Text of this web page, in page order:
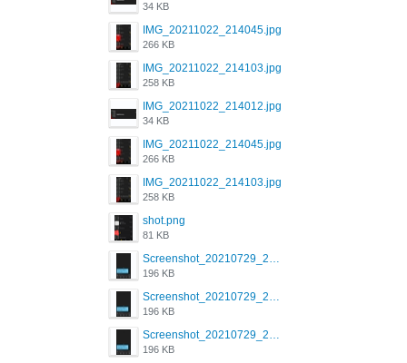
34 KB
IMG_20211022_214045.jpg
266 KB
IMG_20211022_214103.jpg
258 KB
IMG_20211022_214012.jpg
34 KB
IMG_20211022_214045.jpg
266 KB
IMG_20211022_214103.jpg
258 KB
shot.png
81 KB
Screenshot_20210729_215125_com.grindrapp.android.jpg
196 KB
Screenshot_20210729_215125_com.grindrapp.android.jpg
196 KB
Screenshot_20210729_215125_com.grindrapp.android.jpg
196 KB